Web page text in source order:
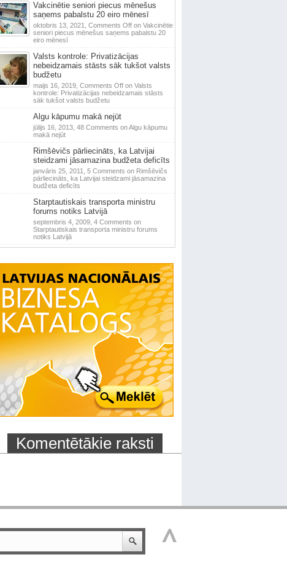
Vakcinētie seniori piecus mēnešus
saņems pabalstu 20 eiro mēnesī
oktobris 13, 2021, Comments Offon Vakcinētie
seniori piecus mēnešus saņems pabalstu 20
eiro mēnesī
Valsts kontrole: Privatizācijas
nebeidzamais stāsts sāk tukšot valsts
budžetu
maijs 16, 2019, Comments Offon Valsts
kontrole: Privatizācijas nebeidzamais stāsts
sāk tukšot valsts budžetu
Algu kāpumu makā nejūt
jūlijs 16, 2013, 48 Comments on Algu kāpumu
makā nejūt
Rimšēvičs pārliecināts, ka Latvijai
steidzami jāsamazina budžeta deficīts
janvāris 25, 2011, 5 Comments on Rimšēvičs
pārliecināts, ka Latvijai steidzami jāsamazina
budžeta deficīts
Starptautiskais transporta ministru
forums notiks Latvijā
septembris 4, 2009, 4 Comments on
Starptautiskais transporta ministru forums
notiks Latvijā
Komentētākie raksti